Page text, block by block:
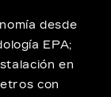
desde
EPA;
en
con